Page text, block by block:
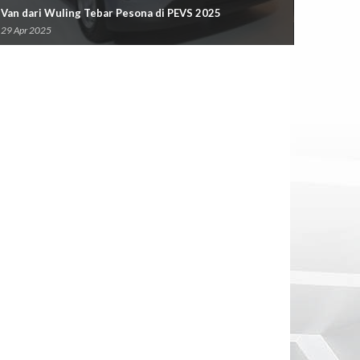
Van dari Wuling Tebar Pesona di PEVS 2025
29 Apr 2025